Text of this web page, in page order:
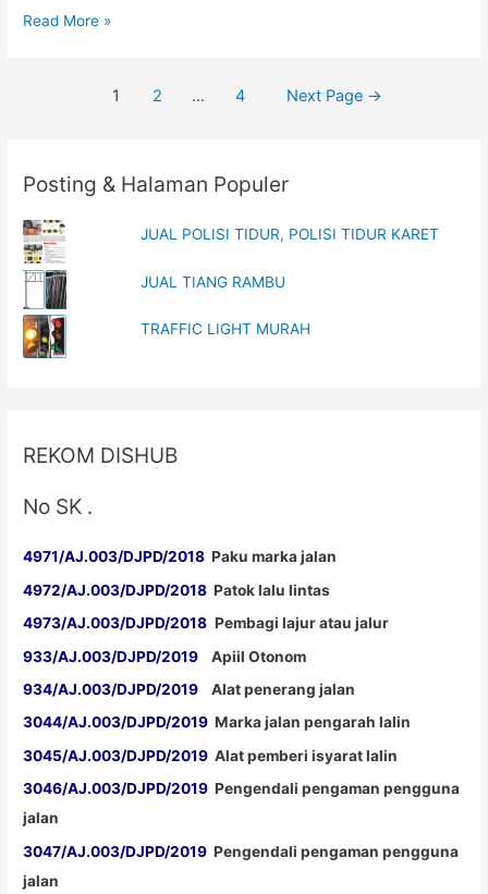
Varian
HLN
Read More »
1 2 … 4 Next Page →
Posting & Halaman Populer
JUAL POLISI TIDUR, POLISI TIDUR KARET
JUAL TIANG RAMBU
TRAFFIC LIGHT MURAH
REKOM DISHUB
No SK .
4971/AJ.003/DJPD/2018 Paku marka jalan
4972/AJ.003/DJPD/2018 Patok lalu lintas
4973/AJ.003/DJPD/2018 Pembagi lajur atau jalur
933/AJ.003/DJPD/2019 Apiil Otonom
934/AJ.003/DJPD/2019 Alat penerang jalan
3044/AJ.003/DJPD/2019 Marka jalan pengarah lalin
3045/AJ.003/DJPD/2019 Alat pemberi isyarat lalin
3046/AJ.003/DJPD/2019 Pengendali pengaman pengguna
jalan
3047/AJ.003/DJPD/2019 Pengendali pengaman pengguna
jalan